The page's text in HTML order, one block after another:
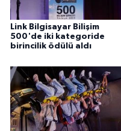
Link Bilgisayar Bilişim
500'de iki kategoride
birincilik ödülü aldı